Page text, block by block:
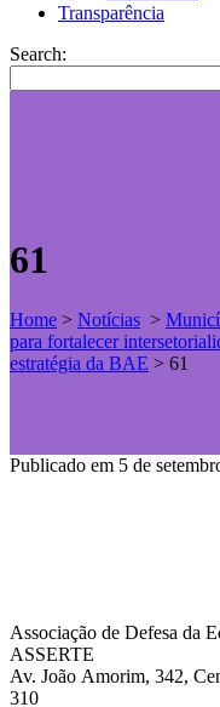
Transparência
Search:
61
Home > Notícias >
para fortalecer
estratégia da BAE > 61
Publicado em 5 de
Associação de Defesa da
ASSERTE
Av. João Amorim, 342,
310